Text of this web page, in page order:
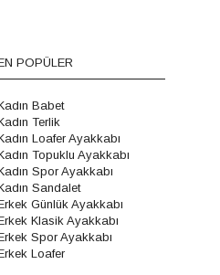
POPÜLER
Babet
Terlik
Loafer Ayakkabı
Topuklu Ayakkabı
Spor Ayakkabı
Sandalet
Günlük Ayakkabı
Klasik Ayakkabı
Spor Ayakkabı
Loafer